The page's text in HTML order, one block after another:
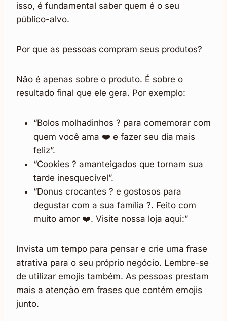
isso, é fundamental saber quem é o seu
público-alvo.
Por que as pessoas compram seus produtos?
Não é apenas sobre o produto. É sobre o
resultado final que ele gera. Por exemplo:
“Bolos molhadinhos ? para comemorar com
quem você ama ❤️ e fazer seu dia mais
feliz”.
“Cookies ? amanteigados que tornam sua
tarde inesquecível”.
“Donus crocantes ? e gostosos para
degustar com a sua família ?. Feito com
muito amor ❤️. Visite nossa loja aqui:”
Invista um tempo para pensar e crie uma frase
atrativa para o seu próprio negócio. Lembre-se
de utilizar emojis também. As pessoas prestam
mais a atenção em frases que contém emojis
junto.